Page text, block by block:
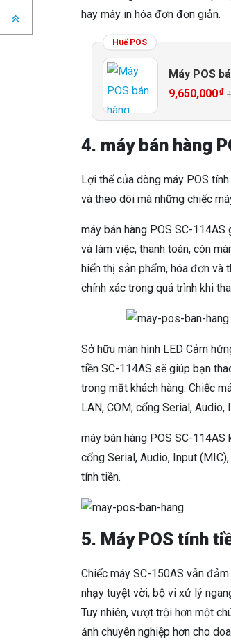
hay máy in hóa đơn đơn giản.
Huế POS
Máy POS
9,650,000₫
4. máy bán hàng
Lợi thế của dòng máy POS
và theo dõi mà những chiếc
máy bán hàng POS SC-114AS
và làm việc, thanh toán, còn
hiển thị sản phẩm, hóa đơn và
chính xác trong quá trình khi
Sở hữu màn hình LED Cảm
tiền SC-114AS sẽ giúp bạn
trong mắt khách hàng. Chiếc
LAN, COM; cổng Serial,
máy bán hàng POS SC-
cổng Serial, Audio, Input
tính tiền.
5. Máy POS tính
Chiếc máy SC-150AS vẫn
nhạy tuyệt vời, bộ vi xử lý
Tuy nhiên, vượt trội hơn một
ảnh chuyên nghiệp hơn cho